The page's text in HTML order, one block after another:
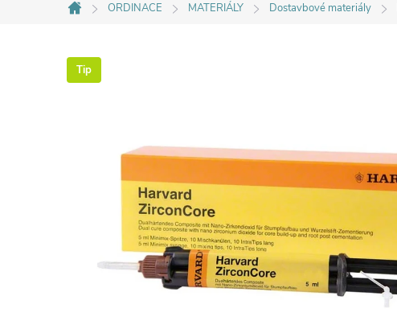
Domů
ORDINACE MATERIÁLY Dostavbové materiály
Tip